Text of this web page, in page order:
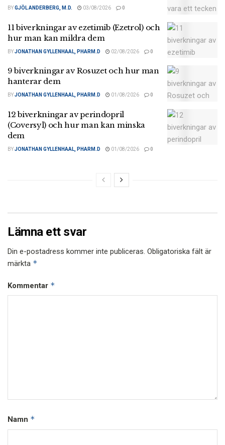
BYGJÖL ANDERBERG, M.D. 03/08/2026 0
11 biverkningar av ezetimib (Ezetrol) och
hur man kan mildra dem
BYJONATHAN GYLLENHAAL, PHARM.D 02/08/2026 0
9 biverkningar av Rosuzet och hur man
hanterar dem
BYJONATHAN GYLLENHAAL, PHARM.D 01/08/2026 0
12 biverkningar av perindopril
(Coversyl) och hur man kan minska
dem
BYJONATHAN GYLLENHAAL, PHARM.D 01/08/2026 0
Lämna ett svar
Din e-postadress kommer inte publiceras. Obligatoriska fält är
märkta *
Kommentar *
Namn *